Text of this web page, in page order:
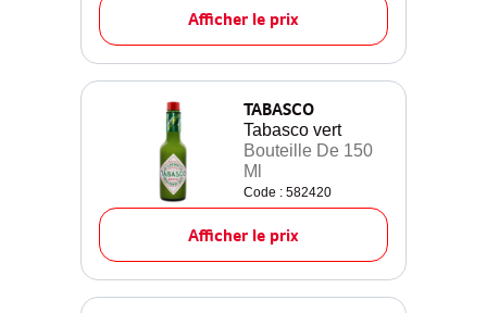
Afficher le prix
TABASCO
Tabasco vert
Bouteille De 150
Ml
Code : 582420
Afficher le prix